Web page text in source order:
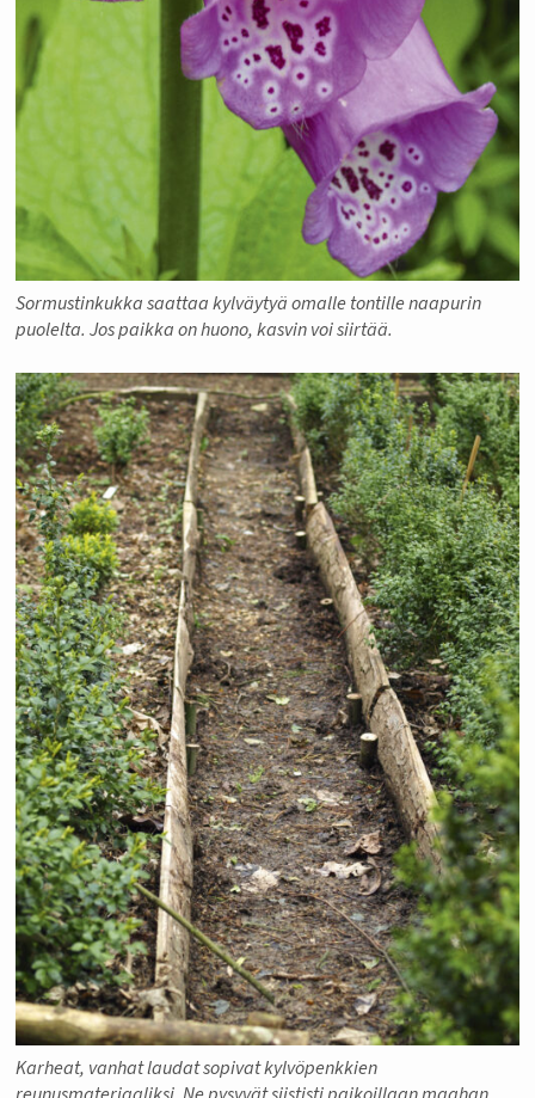
Sormustinkukka saattaa kylväytyä omalle tontille naapurin
puolelta. Jos paikka on huono, kasvin voi siirtää.
Karheat, vanhat laudat sopivat kylvöpenkkien